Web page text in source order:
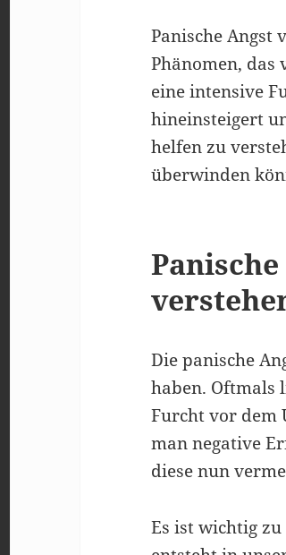
Panische Angst
Phänomen, das
eine intensive
hineinsteigert
helfen zu
überwinden
Die panische
haben. Oftmals
Furcht vor dem
man negative
diese nun
Es ist wichtig